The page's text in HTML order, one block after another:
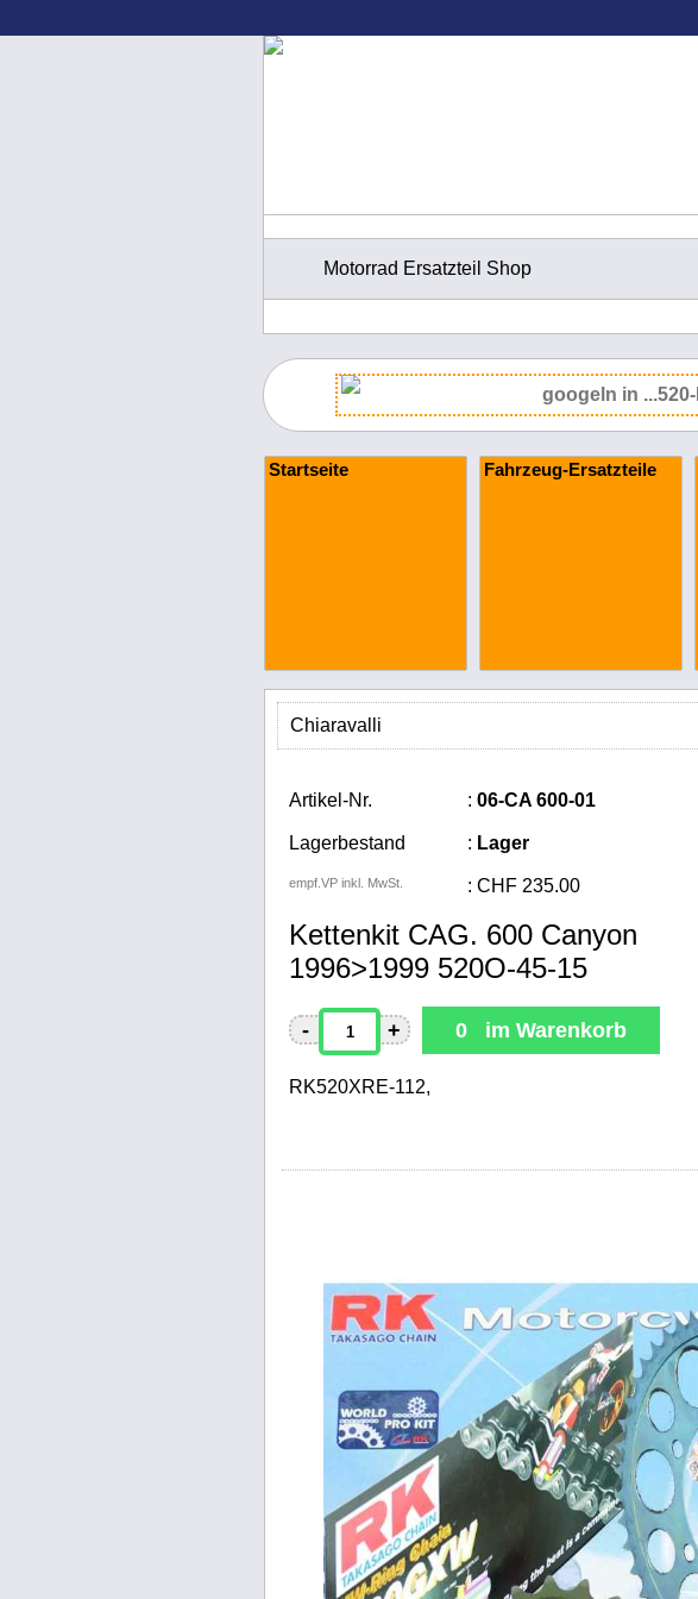
Motorrad Ersatzteil Shop
Startseite Fahrzeug-Ersatzteile
Chiaravalli
Artikel-Nr. : 06-CA 600-01
Lagerbestand : Lager
empf.VP inkl. MwSt. : CHF 235.00
Kettenkit CAG. 600 Canyon
1996>1999 520O-45-15
- + 0 im Warenkorb
RK520XRE-112,